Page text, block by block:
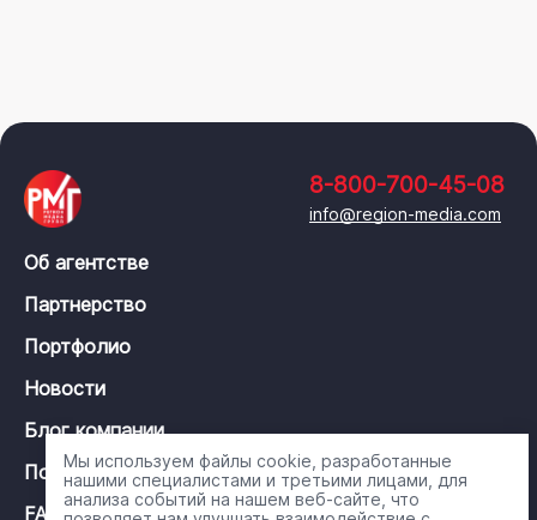
8-800-700-45-08
info@region-media.com
Об агентстве
Партнерство
Портфолио
Новости
Блог компании
Политика конфиденциальности
FAQ
Мы используем файлы cookie, разработанные
нашими специалистами и третьими лицами, для
анализа событий на нашем веб-сайте, что